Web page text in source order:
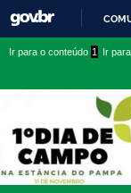
conteúdo
menu
Ir para o conteúdo 1 Ir